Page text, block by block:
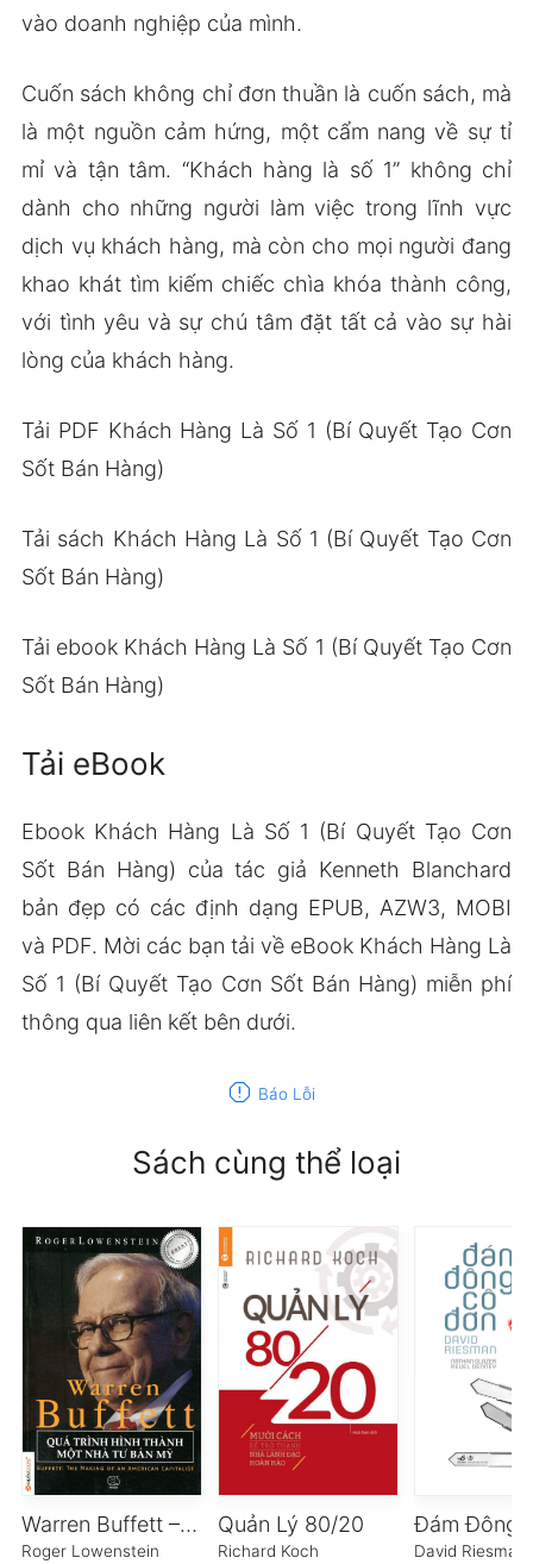
vào doanh nghiệp của mình.
Cuốn sách không chỉ đơn thuần là cuốn sách, mà
là một nguồn cảm hứng, một cẩm nang về sự tỉ
mỉ và tận tâm. “Khách hàng là số 1” không chỉ
dành cho những người làm việc trong lĩnh vực
dịch vụ khách hàng, mà còn cho mọi người đang
khao khát tìm kiếm chiếc chìa khóa thành công,
với tình yêu và sự chú tâm đặt tất cả vào sự hài
lòng của khách hàng.
Tải PDF Khách Hàng Là Số 1 (Bí Quyết Tạo Cơn
Sốt Bán Hàng)
Tải sách Khách Hàng Là Số 1 (Bí Quyết Tạo Cơn
Sốt Bán Hàng)
Tải ebook Khách Hàng Là Số 1 (Bí Quyết Tạo Cơn
Sốt Bán Hàng)
Tải eBook
Ebook Khách Hàng Là Số 1 (Bí Quyết Tạo Cơn
Sốt Bán Hàng) của tác giả Kenneth Blanchard
bản đẹp có các định dạng EPUB, AZW3, MOBI
và PDF. Mời các bạn tải về eBook Khách Hàng Là
Số 1 (Bí Quyết Tạo Cơn Sốt Bán Hàng) miễn phí
thông qua liên kết bên dưới.
report Báo Lỗi
Sách cùng thể loại
Warren Buffett – Quá Trình Hình Thành Một Nhà Tư Bản Mỹ
Roger Lowenstein
Quản Lý 80/20
Richard Koch David Riesman